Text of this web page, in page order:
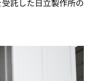
託した日立製作所の